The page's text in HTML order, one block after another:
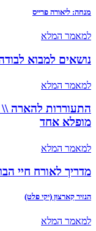
מנחה: ליאורה פרייס
למאמר המלא
נושאים למבוא
למאמר המלא
מופלא אחד
למאמר המלא
מדריך לאורח חיי
הנזיר קַארצוּן (יקי פלט)
למאמר המלא